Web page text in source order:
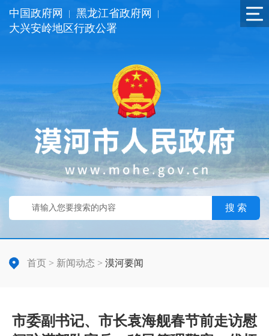
中国政府网 黑龙江省政府网
大兴安岭地区行政公署
搜 索
首页 > 新闻动态 > 漠河要闻
市委副书记、市长袁海舰春节前走访慰